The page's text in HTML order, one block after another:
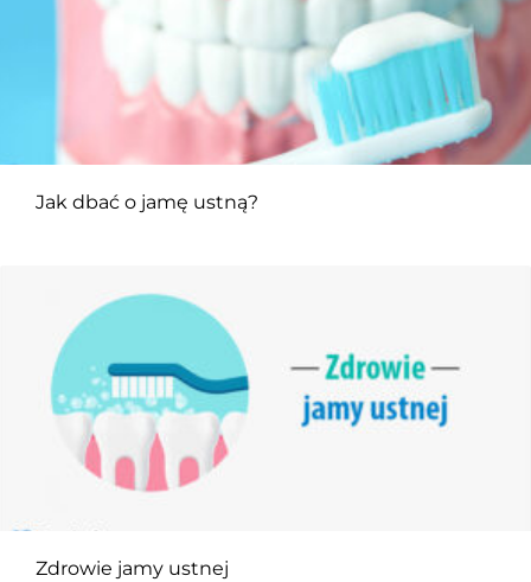
Jak dbać o jamę ustną?
Zdrowie jamy ustnej